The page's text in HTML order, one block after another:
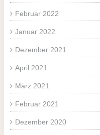
Februar 2022
Januar 2022
Dezember 2021
April 2021
März 2021
Februar 2021
Dezember 2020